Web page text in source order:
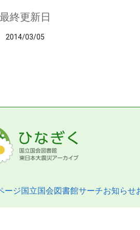
最終更新日
2014/03/05
ージ国立国会図書館サーチお知らせ